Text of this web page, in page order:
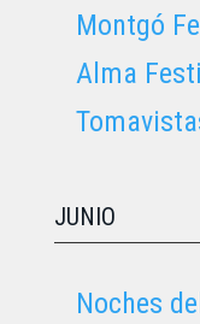
Montgó
Alma
JUNIO
Noches